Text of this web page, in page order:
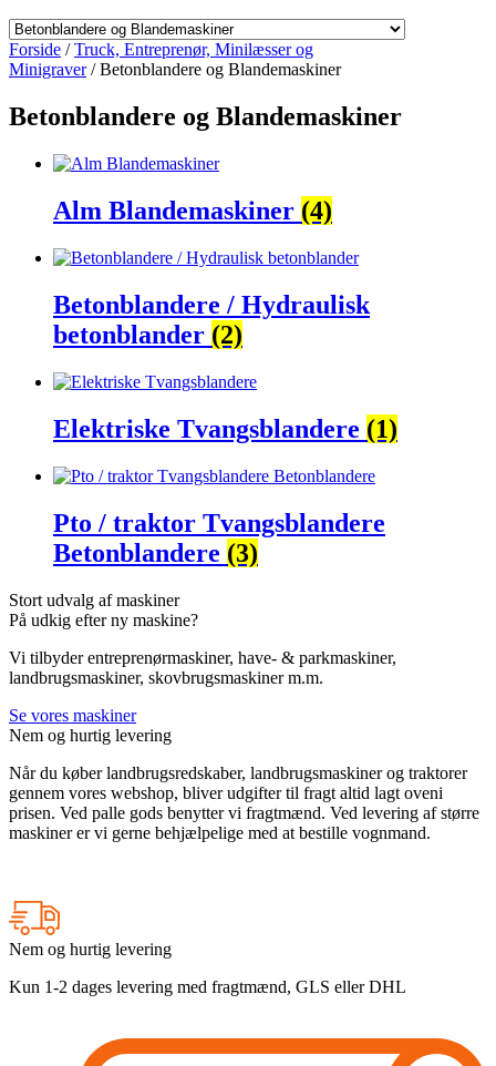
Forside /Truck, Entreprenør, Minilæsser og
Minigraver/ Betonblandere og Blandemaskiner
Betonblandere og Blandemaskiner
Alm Blandemaskiner (4)
Betonblandere / Hydraulisk
betonblander (2)
Elektriske Tvangsblandere (1)
Pto / traktor Tvangsblandere
Betonblandere (3)
Stort udvalg af maskiner
På udkig efter ny maskine?
Vi tilbyder entreprenørmaskiner, have- & parkmaskiner,
landbrugsmaskiner, skovbrugsmaskiner m.m.
Se vores maskiner
Nem og hurtig levering
Når du køber landbrugsredskaber, landbrugsmaskiner og traktorer
gennem vores webshop, bliver udgifter til fragt altid lagt oveni
prisen. Ved palle gods benytter vi fragtmænd. Ved levering af større
maskiner er vi gerne behjælpelige med at bestille vognmand.
Nem og hurtig levering
Kun 1-2 dages levering med fragtmænd, GLS eller DHL